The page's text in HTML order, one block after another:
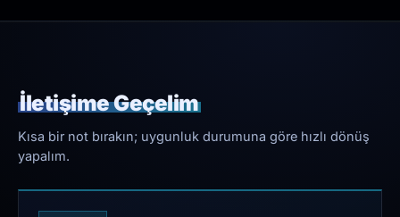
İletişime Geçelim
Kısa bir not bırakın; uygunluk durumuna göre hızlı dönüş
yapalım.